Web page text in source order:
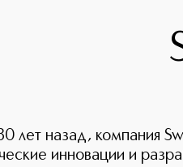
назад, компания
инновации и